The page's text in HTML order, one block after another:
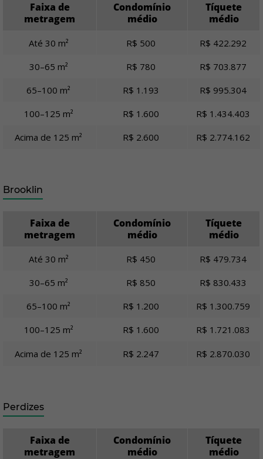
Faixa de
metragem
Condomínio
médio
Tíquete
médio
Até 30 m² R$ 500
R$ 422.292
30–65 m²
R$ 780
R$ 703.877
65–100 m²
R$ 1.193
R$ 995.304
100–125 m²
R$ 1.600
R$ 1.434.403
Acima de 125 m²
R$ 2.600 R$ 2.774.162
Brooklin
Faixa de
metragem
Condomínio
médio
Tíquete
médio
Até 30 m² R$ 450
R$ 479.734
30–65 m²
R$ 850
R$ 830.433
65–100 m²
R$ 1.200
R$ 1.300.759
100–125 m²
R$ 1.600 R$ 1.721.083
Acima de 125 m² R$ 2.247 R$ 2.870.030
Perdizes
Faixa de
metragem
Condomínio
médio
Tíquete
médio